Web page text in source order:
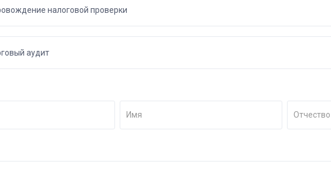
налоговой проверки
аудит